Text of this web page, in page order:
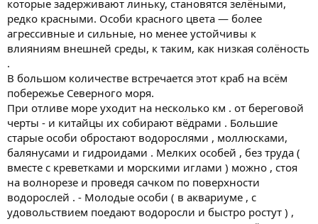
которые задерживают линьку, становятся зелёными,
редко красными. Особи красного цвета — более
агрессивные и сильные, но менее устойчивы к
влияниям внешней среды, к таким, как низкая солёность
.
В большом количестве встречается этот краб на всём
побережье Северного моря.
При отливе море уходит на несколько км . от береговой
черты - и китайцы их собирают вёдрами . Большие
старые особи обростают водорослями , моллюсками,
балянусами и гидроидами . Мелких особей , без труда (
вместе с креветками и морскими иглами ) можно , стоя
на волнорезе и проведя сачком по поверхности
водорослей . - Молодые особи ( в аквариуме , с
удовольствием поедают водоросли и быстро ростут ) ,